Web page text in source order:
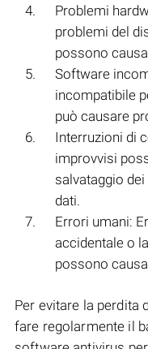
Problemi
problemi del
possono
Software
incompatibile
può causare
Interruzioni di
improvvisi
salvataggio dei
dati.
Errori umani:
accidentale o
possono
Per evitare la perdita
fare regolarmente il